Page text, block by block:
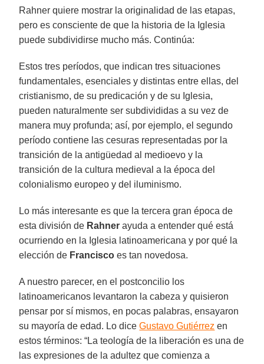
Rahner quiere mostrar la originalidad de las etapas,
pero es consciente de que la historia de la Iglesia
puede subdividirse mucho más. Continúa:
Estos tres períodos, que indican tres situaciones
fundamentales, esenciales y distintas entre ellas, del
cristianismo, de su predicación y de su Iglesia,
pueden naturalmente ser subdivididas a su vez de
manera muy profunda; así, por ejemplo, el segundo
período contiene las cesuras representadas por la
transición de la antigüedad al medioevo y la
transición de la cultura medieval a la época del
colonialismo europeo y del iluminismo.
Lo más interesante es que la tercera gran época de
esta división de Rahner ayuda a entender qué está
ocurriendo en la Iglesia latinoamericana y por qué la
elección de Francisco es tan novedosa.
A nuestro parecer, en el postconcilio los
latinoamericanos levantaron la cabeza y quisieron
pensar por sí mismos, en pocas palabras, ensayaron
su mayoría de edad. Lo diceGustavo Gutiérrez en
estos términos: “La teología de la liberación es una de
las expresiones de la adultez que comienza a